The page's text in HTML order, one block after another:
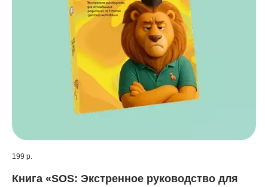
199 р.
Книга «SOS: Экстренное руководство для